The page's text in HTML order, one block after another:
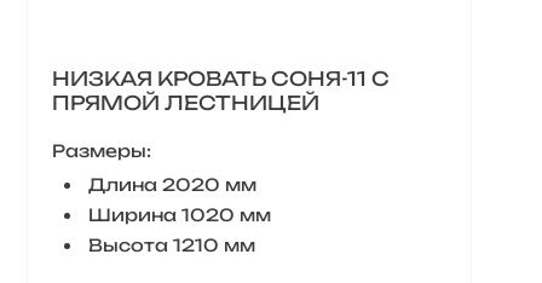
НИЗКАЯ КРОВАТЬ СОНЯ-11 С
ПРЯМОЙ ЛЕСТНИЦЕЙ
Размеры:
Длина 2020 мм
Ширина 1020 мм
Высота 1210 мм